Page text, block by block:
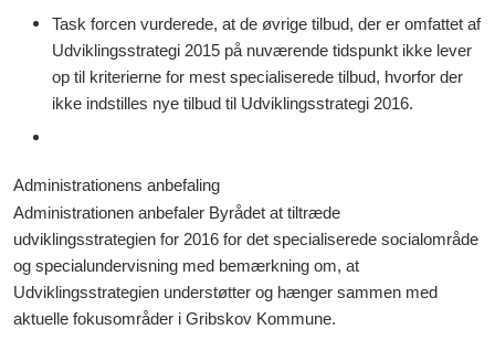
Task forcen vurderede, at de øvrige tilbud, der er omfattet af
Udviklingsstrategi 2015 på nuværende tidspunkt ikke lever
op til kriterierne for mest specialiserede tilbud, hvorfor der
ikke indstilles nye tilbud til Udviklingsstrategi 2016.
Administrationens anbefaling
Administrationen anbefaler Byrådet at tiltræde
udviklingsstrategien for 2016 for det specialiserede socialområde
og specialundervisning med bemærkning om, at
Udviklingsstrategien understøtter og hænger sammen med
aktuelle fokusområder i Gribskov Kommune.